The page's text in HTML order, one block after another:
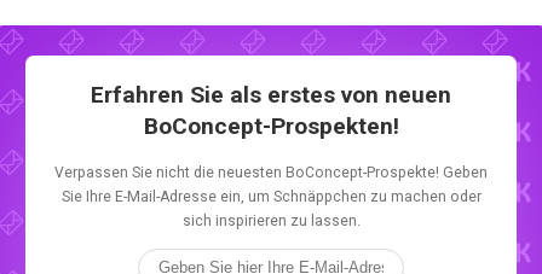
Erfahren Sie als erstes von neuen
BoConcept-Prospekten!
Verpassen Sie nicht die neuesten BoConcept-Prospekte! Geben
Sie Ihre E-Mail-Adresse ein, um Schnäppchen zu machen oder
sich inspirieren zu lassen.